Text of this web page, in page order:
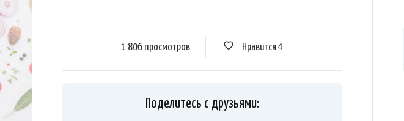
1 806 просмотров Нравится 4
Поделитесь с друзьями: